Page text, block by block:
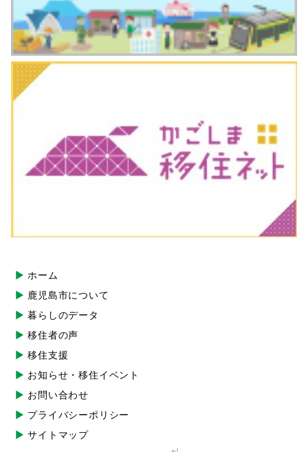
ホーム
鹿児島市について
暮らしのデータ
移住者の声
移住支援
お知らせ・移住イベント
お問い合わせ
プライバシーポリシー
サイトマップ